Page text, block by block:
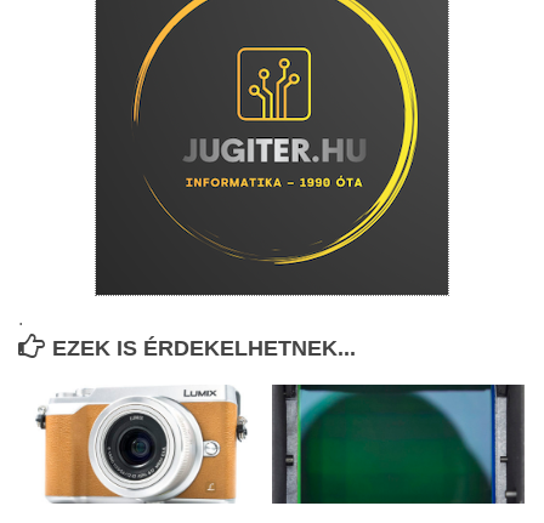
.
EZEK IS ÉRDEKELHETNEK...